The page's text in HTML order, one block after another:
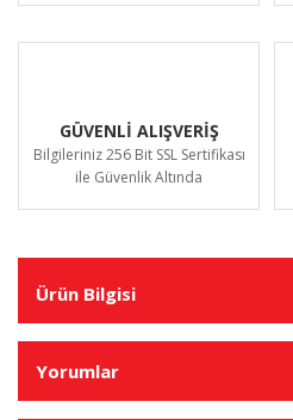
GÜVENLİ ALIŞVERİŞ
Bilgileriniz 256 Bit SSL Sertifikası
ile Güvenlik Altında
Ürün Bilgisi
Yorumlar